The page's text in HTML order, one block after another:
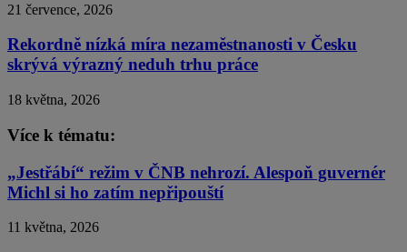
21 července, 2026
Rekordně nízká míra nezaměstnanosti v Česku
skrývá výrazný neduh trhu práce
18 května, 2026
Více k tématu:
„Jestřábí“ režim v ČNB nehrozí. Alespoň guvernér
Michl si ho zatím nepřipouští
11 května, 2026